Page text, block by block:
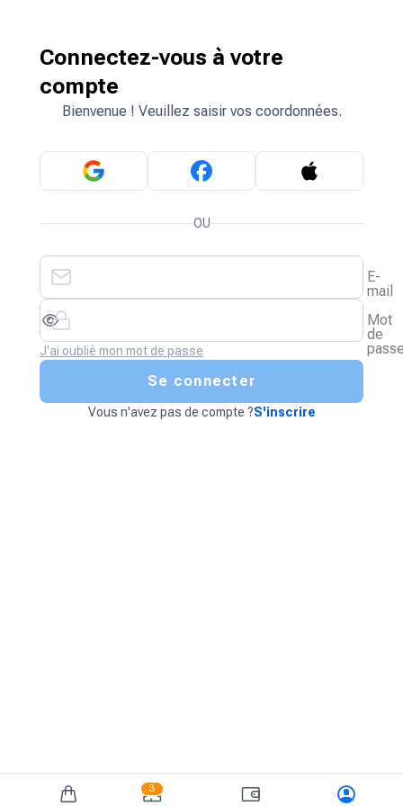
3
Connectez-vous à votre
compte
Bienvenue ! Veuillez saisir vos coordonnées.
OU
E-
mail
Mot
de
J'ai oublié mon mot de passe
Se connecter
Vous n'avez pas de compte ?S'inscrire